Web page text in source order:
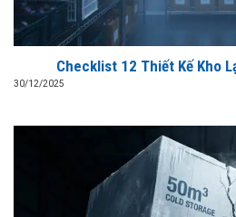
Checklist 12 Thiết Kế Kho
30/12/2025